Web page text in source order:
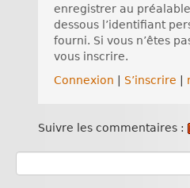
enregistrer au
dessous l’identifiant
fourni. Si vous n’êtes
vous inscrire.
Connexion
S’inscrire
Suivre les commentaires :